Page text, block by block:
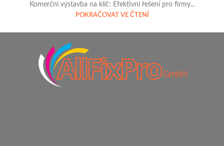
Komerční výstavba na klíč: Efektivní řešení pro firmy...
POKRAČOVAT VE ČTENÍ